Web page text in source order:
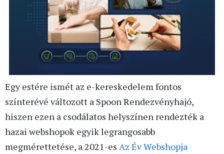
Egy estére ismét az e-kereskedelem fontos
színterévé változott a Spoon Rendezvényhajó,
hiszen ezen a csodálatos helyszínen rendezték a
hazai webshopok egyik legrangosabb
megmérettetése, a 2021-es Az Év Webshopja